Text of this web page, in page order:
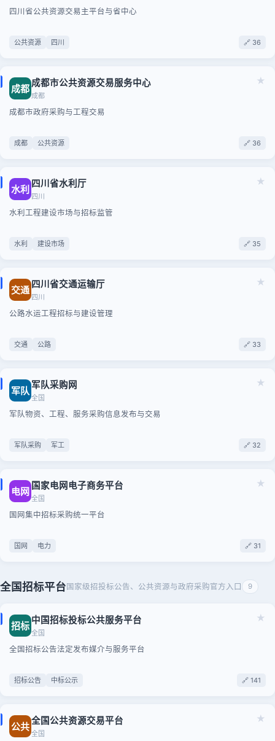
四川省公共资源交易主平台与省中心
公共资源 四川 🔗 36
★
成都 成都市公共资源交易服务中心
成都
成都市政府采购与工程交易
成都 公共资源 🔗 36
★
水利 四川省水利厅
四川
水利工程建设市场与招标监管
水利 建设市场 🔗 35
★
交通 四川省交通运输厅
四川
公路水运工程招标与建设管理
交通 公路 🔗 33
★
军队 军队采购网
全国
军队物资、工程、服务采购信息发布与交易
军队采购 军工 🔗 32
★
电网 国家电网电子商务平台
全国
国网集中招标采购统一平台
国网 电力 🔗 31
全国招标平台 国家级招投标公告、公共资源与政府采购官方入口 9
★
招标 中国招标投标公共服务平台
全国
全国招标公告法定发布媒介与服务平台
招标公告 中标公示 🔗 141
★
公共全国公共资源交易平台
全国